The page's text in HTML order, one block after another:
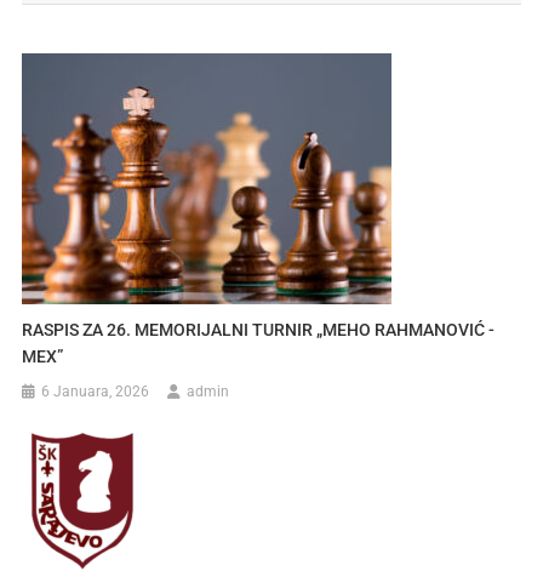
RASPIS ZA 26. MEMORIJALNI TURNIR „MEHO RAHMANOVIĆ -
MEX”
6 Januara, 2026 admin